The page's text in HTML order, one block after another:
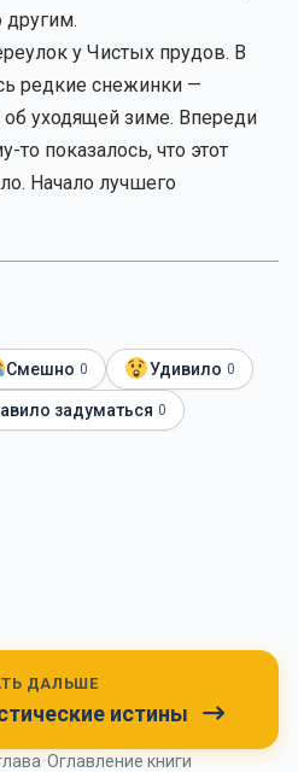
другим.
у Чистых прудов. В
редкие снежинки —
уходящей зиме. Впереди
то показалось, что этот
Начало лучшего
Смешно 0 Удивило 0
задуматься 0
ДАЛЬШЕ
истины
Оглавление книги